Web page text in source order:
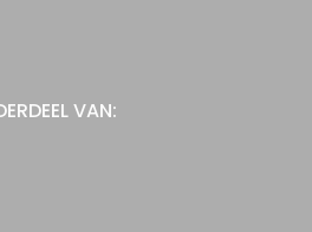
VAN: